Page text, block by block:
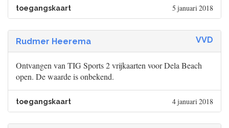
toegangskaart 5 januari 2018
Rudmer Heerema VVD
Ontvangen van TIG Sports 2 vrijkaarten voor Dela Beach
open. De waarde is onbekend.
toegangskaart 4 januari 2018